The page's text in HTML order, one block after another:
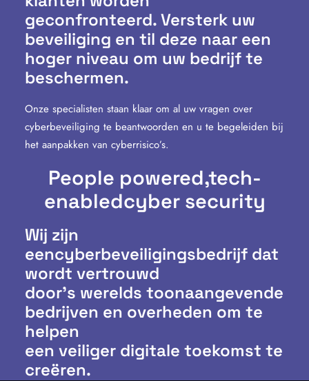
geconfronteerd. Versterk uw
beveiliging en til deze naar een
hoger niveau om uw bedrijf te
beschermen.
Onze specialisten staan klaar om al uw vragen over
cyberbeveiliging te beantwoorden en u te begeleiden bij
het aanpakken van cyberrisico’s.
People powered,tech-
enabledcyber security
Wij zijn
eencyberbeveiligingsbedrijf dat
wordt vertrouwd
door’s werelds toonaangevende
bedrijven en overheden om te
helpen
een veiliger digitale toekomst te
creëren.